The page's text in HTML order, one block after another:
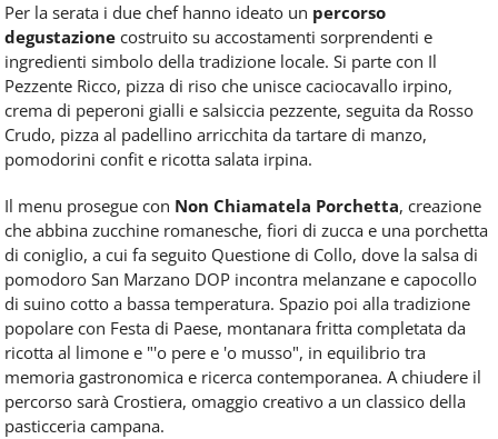
Per la serata i due chef hanno ideato un percorso
degustazione costruito su accostamenti sorprendenti e
ingredienti simbolo della tradizione locale. Si parte con Il
Pezzente Ricco, pizza di riso che unisce caciocavallo irpino,
crema di peperoni gialli e salsiccia pezzente, seguita da Rosso
Crudo, pizza al padellino arricchita da tartare di manzo,
pomodorini confit e ricotta salata irpina.
Il menu prosegue con Non Chiamatela Porchetta, creazione
che abbina zucchine romanesche, fiori di zucca e una porchetta
di coniglio, a cui fa seguito Questione di Collo, dove la salsa di
pomodoro San Marzano DOP incontra melanzane e capocollo
di suino cotto a bassa temperatura. Spazio poi alla tradizione
popolare con Festa di Paese, montanara fritta completata da
ricotta al limone e "'o pere e 'o musso", in equilibrio tra
memoria gastronomica e ricerca contemporanea. A chiudere il
percorso sarà Crostiera, omaggio creativo a un classico della
pasticceria campana.